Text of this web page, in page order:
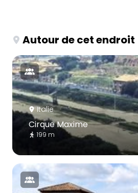
Autour de cet endroit
Italie
Cirque Maxime
199 m